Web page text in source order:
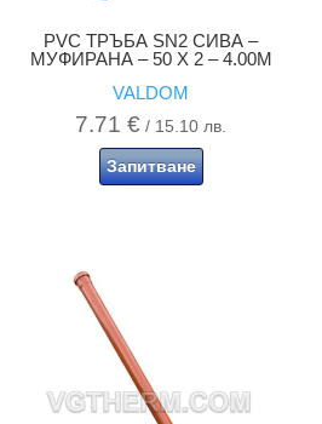
PVC ТРЪБА SN2 СИВА –
МУФИРАНА – 50 X 2 – 4.00M
VALDOM
7.71€ / 15.10 лв.
Запитване